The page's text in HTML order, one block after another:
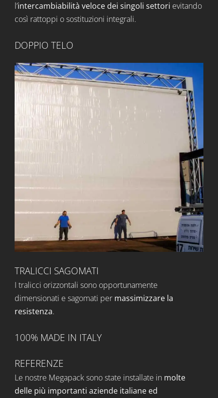
l’intercambiabilità veloce dei singoli settori evitando
così rattoppi o sostituzioni integrali.
DOPPIO TELO
TRALICCI SAGOMATI
I tralicci orizzontali sono opportunamente
dimensionati e sagomati per massimizzare la
resistenza.
100% MADE IN ITALY
REFERENZE
Le nostre Megapack sono state installate in molte
delle più importanti aziende italiane ed